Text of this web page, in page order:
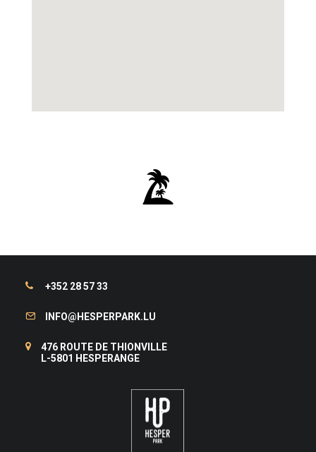
+352 28 57 33
INFO@HESPERPARK.LU
476 ROUTE DE THIONVILLE
L-5801 HESPERANGE